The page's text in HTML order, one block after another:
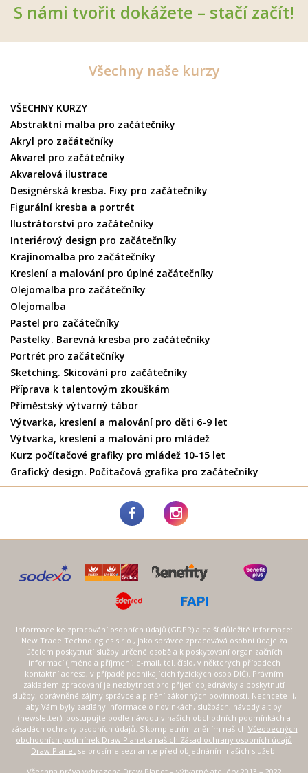
S námi tvořit dokážete – stačí začít!
Všechny naše kurzy
VŠECHNY KURZY
Abstraktní malba pro začátečníky
Akryl pro začátečníky
Akvarel pro začátečníky
Akvarelová ilustrace
Designérská kresba. Fixy pro začátečníky
Figurální kresba a portrét
Ilustrátorství pro začátečníky
Interiérový design pro začátečníky
Krajinomalba pro začátečníky
Kreslení a malování pro úplné začátečníky
Olejomalba pro začátečníky
Olejomalba
Pastel pro začátečníky
Pastelky. Barevná kresba pro začátečníky
Portrét pro začátečníky
Sketching. Skicování pro začátečníky
Příprava k talentovým zkouškám
Příměstský výtvarný tábor
Výtvarka, kreslení a malování pro děti 6-9 let
Výtvarka, kreslení a malování pro mládež
Kurz počítačové grafiky pro mládež 10-15 let
Grafický design. Počítačová grafika pro začátečníky
Informace ke zpracování osobních údajů (GDPR) a další důležité informace:
New Trade Technologies s.r.o., jako správce zpracovává osobní údaje za
účelem poskytnutí služby určené osobě a k poskytování organizačních
informací (jméno a příjmení, e-mail, tel. číslo, v některých případech
kontaktní adresa, v případě podnikajících fyzických osob DIČ). Právním
základem zpracování je nezbytnost pro přijetí objednávky a poskytnutí
služby, oprávněné zájmy správce a plnění zákonných povinností. Nechcete-li,
aby Vám byly zasílány informace o novinkách, službách, návody a tipy
(newsletter), postupujte podle návodu v našich obchodních podmínkách a
zásadách ochrany osobních údajů. S kompletním zněním našich Všeobecných
obchodních podmínek Draw Planet a našich Zásad ochrany osobních údajů
Draw Planet se prosíme seznamte před objednáním našich služeb.